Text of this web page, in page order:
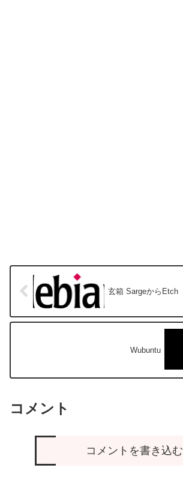
玄箱 SargeからEtch
Wubuntu
コメント
コメントを書き込む